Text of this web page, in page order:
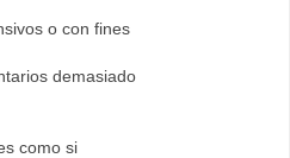
o con fines
demasiado
como si